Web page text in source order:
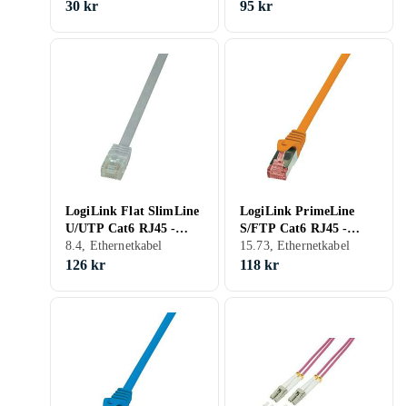
30 kr 95 kr
LogiLink Flat SlimLine
U/UTP Cat6 RJ45 -
RJ45 15m
8.4, Ethernetkabel
126 kr
LogiLink PrimeLine
S/FTP Cat6 RJ45 -
RJ45 LSZH 7,5m
15.73, Ethernetkabel
118 kr